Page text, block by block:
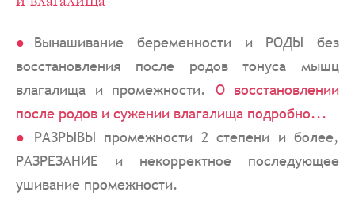
Вынашивание беременности и РОДЫ без
восстановления после родов тонуса мышц
влагалища и промежности. О восстановлении
после родов и сужении влагалища подробно...
РАЗРЫВЫ промежности 2 степени и более,
РАЗРЕЗАНИЕ и некорректное последующее
ушивание промежности.